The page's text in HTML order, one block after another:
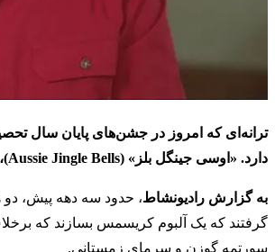
ترانه‌ای که امروز در جشن‌های پایان سال
دارد. «اوسی جینگل بلز» (Aussie Jingle Bells)، سرود محبوب کریسمس استرالیایی، در کمال تعجب، اولین بار بر پشت یک بلیت اتوبوس نوشته شد.
به گزارش رادیونشاط، حدود سه دهه پیش، دو
گرفتند که یک آلبوم کریسمس بسازند که
سورتمه گوزن و سرمای زمستانی.